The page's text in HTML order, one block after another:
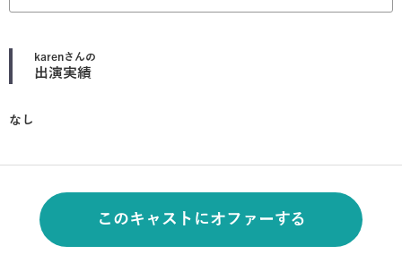
karenさんの
出演実績
なし
このキャストにオファーする